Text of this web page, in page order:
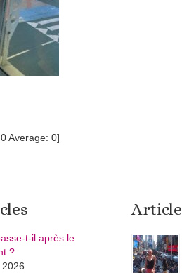
0Average: 0]
t-il après le
?